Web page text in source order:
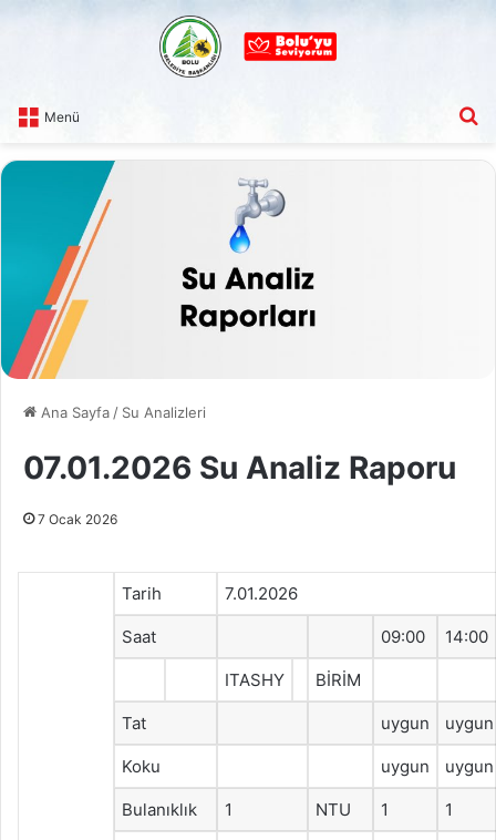
Menü
Ana Sayfa / Su Analizleri
07.01.2026 Su Analiz Raporu
7 Ocak 2026
Tarih 7.01.2026
Saat 09:00 14:00
ITASHY BİRİM
Tat uygun uygun
Koku uygun uygun
Bulanıklık 1 NTU 1 1